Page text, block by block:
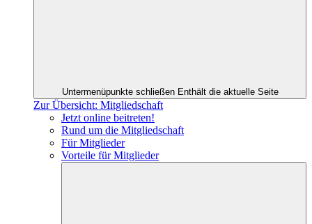
Untermenüpunkte schließen Enthält die aktuelle Seite
Zur Übersicht: Mitgliedschaft
Jetzt online beitreten!
Rund um die Mitgliedschaft
Für Mitglieder
Vorteile für Mitglieder